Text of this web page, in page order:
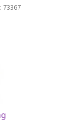
73367